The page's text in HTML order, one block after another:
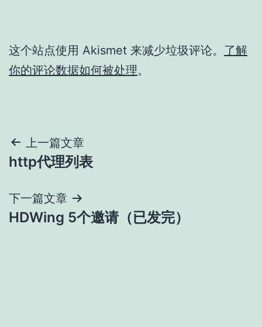
这个站点使用 Akismet 来减少垃圾评论。 了解
你的评论数据如何被处理。
文
章
导
航
上一篇文章
http代理列表
下一篇文章
HDWing 5个邀请（已发完）